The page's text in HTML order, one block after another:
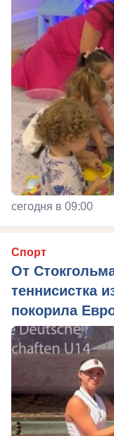
сегодня в 09:00
Спорт
От
теннисистка
покорила